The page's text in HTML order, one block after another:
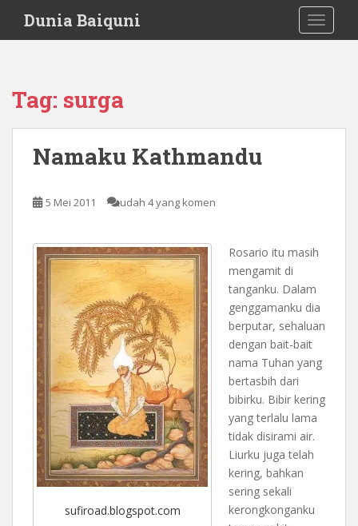
i
Dunia Baiquni
Tag: surga
Namaku Kathmandu
5 Mei 2011 udah 4 yang komen
sufiroad.blogspot.com
Rosario itu masih
mengamit di
tanganku. Dalam
genggamanku dia
berputar, sehaluan
dengan bait-bait
nama Tuhan yang
bertasbih dari
bibirku. Bibir kering
yang terlalu lama
tidak disirami air.
Liurku juga telah
kering, bahkan
sering sekali
kerongkonganku